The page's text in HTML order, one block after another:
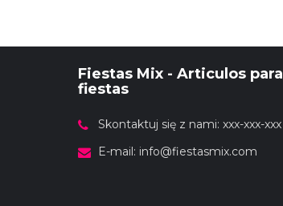
Fiestas Mix - Articulos para
fiestas
Skontaktuj się z nami: xxx-xxx-xxx
E-mail: info@fiestasmix.com